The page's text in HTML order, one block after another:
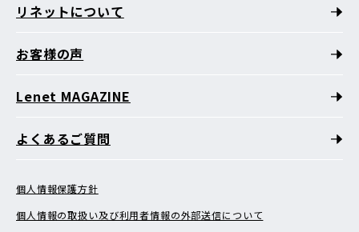
リネットについて
お客様の声
Lenet MAGAZINE
よくあるご質問
個人情報保護方針
個人情報の取扱い及び利用者情報の外部送信について